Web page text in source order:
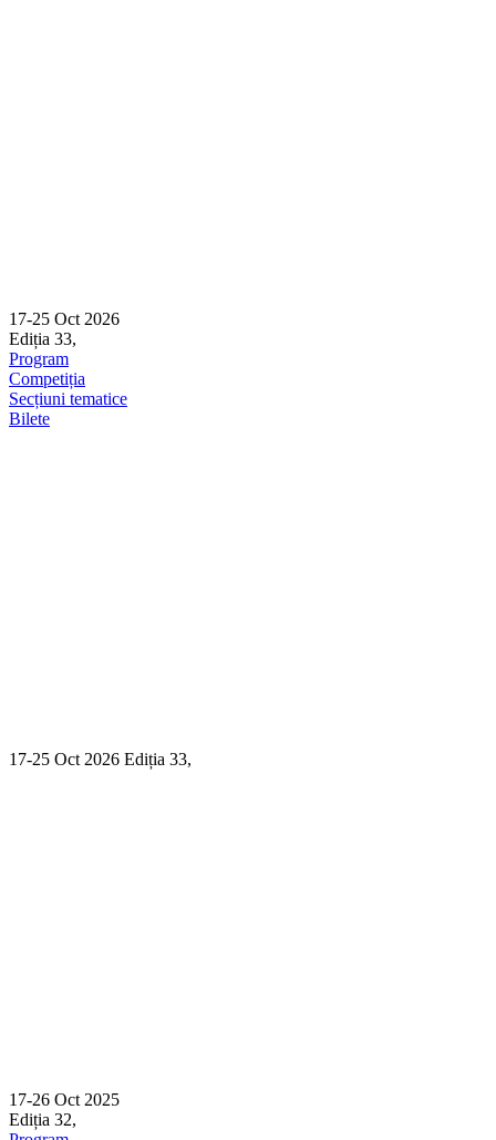
17-25 Oct 2026
Ediția 33,
Program
Competiția
Secțiuni tematice
Bilete
17-25 Oct 2026 Ediția 33,
17-26 Oct 2025
Ediția 32,